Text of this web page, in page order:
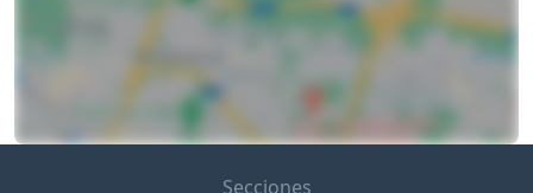
Secciones